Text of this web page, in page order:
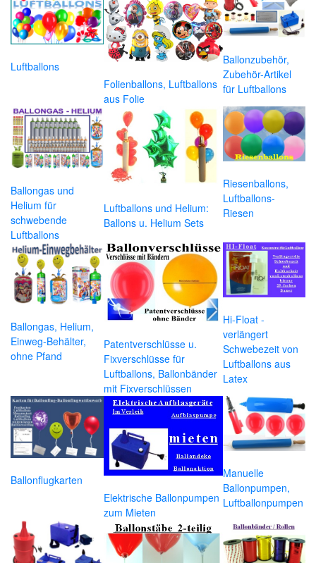
Luftballons
Folienballons, Luftballons
aus Folie
Ballonzubehör,
Zubehör-Artikel
für Luftballons
Ballongas und
Helium für
schwebende
Luftballons
Luftballons und Helium:
Ballons u. Helium Sets
Riesenballons,
Luftballons-
Riesen
Ballongas, Helium,
Einweg-Behälter,
ohne Pfand
Patentverschlüsse u.
Fixverschlüsse für
Luftballons, Ballonbänder
mit Fixverschlüssen
Hi-Float -
verlängert
Schwebezeit von
Luftballons aus
Latex
Ballonflugkarten
Elektrische Ballonpumpen
zum Mieten
Manuelle
Ballonpumpen,
Luftballonpumpen